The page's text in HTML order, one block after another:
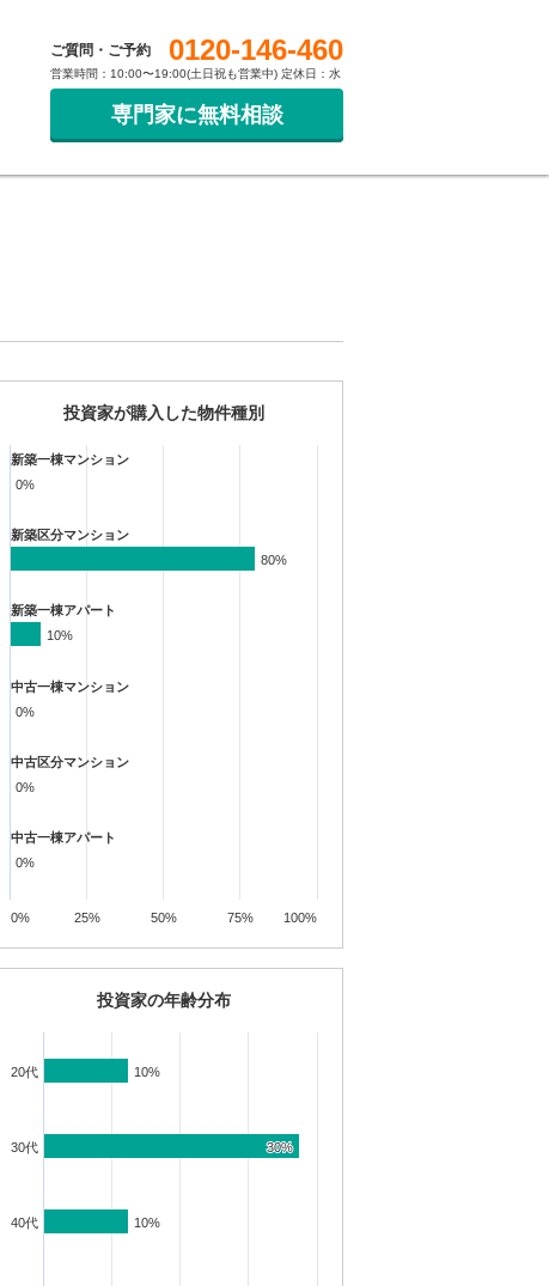
専門家に無料相談
ご質問・ご予約 0120-146-460
営業時間：10:00〜19:00(土日祝も営業中) 定休日：水
投資家が購入した物件種別
0%
0%
80%
80%
10%
10%
0%
0%
0%
0%
0%
0%
新築一棟マンション
新築区分マンション
新築一棟アパート
中古一棟マンション
中古区分マンション
中古一棟アパート
0% 25% 50% 75% 100%
投資家の年齢分布
10%
10%
30%
30%
10%
10%
20代
30代
40代